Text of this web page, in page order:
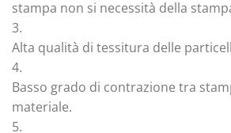
stampa non si necessità della
3.
Alta qualità di tessitura delle
4.
Basso grado di contrazione tra
materiale.
5.